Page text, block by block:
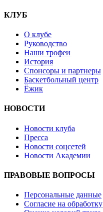
КЛУБ
О клубе
Руководство
Наши трофеи
История
Спонсоры и партнеры
Баскетбольный центр
Ёжик
НОВОСТИ
Новости клуба
Пресса
Новости соцсетей
Новости Академии
ПРАВОВЫЕ ВОПРОСЫ
Персональные данные
Согласие на обработку